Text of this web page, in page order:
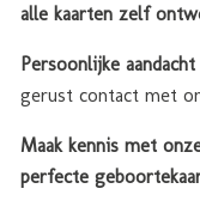
alle kaarten zelf
Persoonlijke aandacht
gerust contact met
Maak kennis met
perfecte